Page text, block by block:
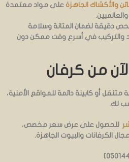
والأكشاك الجاهزة على مواد معتمدة
دقيقة لضمان المتانة وسلامة
والتركيب في أسرع وقت ممكن دون
من كرفان
أو كابينة دائمة للمواقع الأمنية،
لك.
للحصول على عرض سعر مخصص،
الكرفانات والبيوت الجاهزة.